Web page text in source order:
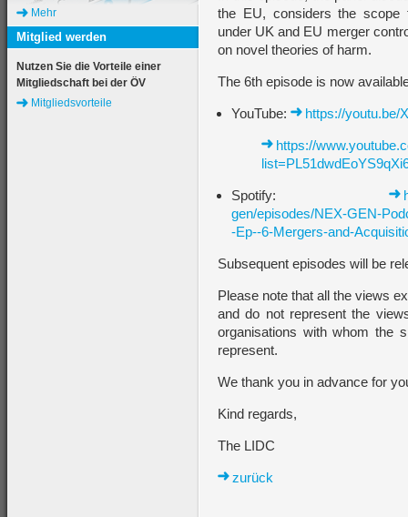
the EU, considers the scope
under UK and EU merger
on novel theories of harm.
The 6th episode is now
YouTube: https://youtu.be/
https://
Spotify:
gen/episodes/NEX-GEN-
-Ep--6-Mergers-and-
Subsequent episodes will be
Please note that all the views
and do not represent the
organisations with whom the
represent.
We thank you in advance for
Kind regards,
The LIDC
zurück
Mehr
Mitglied werden
Nutzen Sie die Vorteile einer
Mitgliedschaft bei der ÖV
Mitgliedsvorteile